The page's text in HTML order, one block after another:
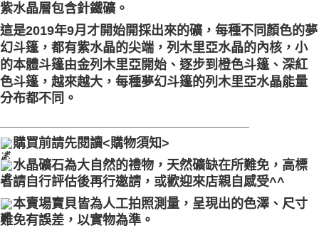
紫水晶層包含針鐵礦。
這是2019年9月才開始開採出來的礦，每種不同顏色的夢
幻斗篷，都有紫水晶的尖端，列木里亞水晶的內核，小
的本體斗篷由金列木里亞開始、逐步到橙色斗篷、深紅
色斗篷，越來越大，每種夢幻斗篷的列木里亞水晶能量
分布都不同。
購買前請先閱讀<購物須知>
水晶礦石為大自然的禮物，天然礦缺在所難免，高標
者請自行評估後再行邀請，或歡迎來店親自感受^^
本賣場寶貝皆為人工拍照測量，呈現出的色澤、尺寸
難免有誤差，以實物為準。